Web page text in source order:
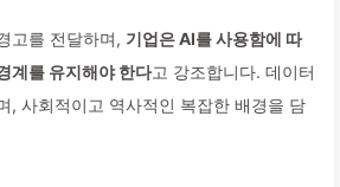
고를 전달하며, 기업은 AI를 사용함에 따
계를 유지해야 한다고 강조합니다. 데이터
, 사회적이고 역사적인 복잡한 배경을 담